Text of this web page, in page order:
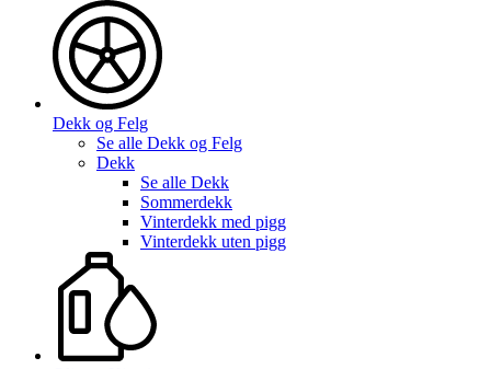
Dekk og Felg
Se alle Dekk og Felg
Dekk
Se alle Dekk
Sommerdekk
Vinterdekk med pigg
Vinterdekk uten pigg